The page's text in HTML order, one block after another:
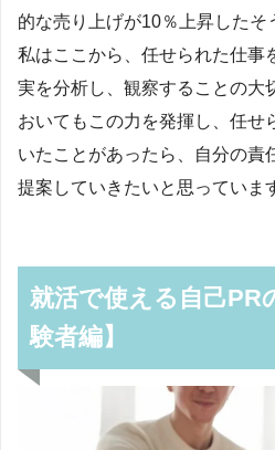
的な売り上げが10％上昇したそ
私はここから、任せられた仕事
実を分析し、観察することの大
おいてもこの力を発揮し、任せ
いたことがあったら、自分の責
提案していきたいと思っていま
就活で使える自己PR
験者編】